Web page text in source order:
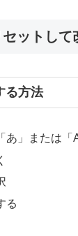
ットして
る方法
あ」または「
る